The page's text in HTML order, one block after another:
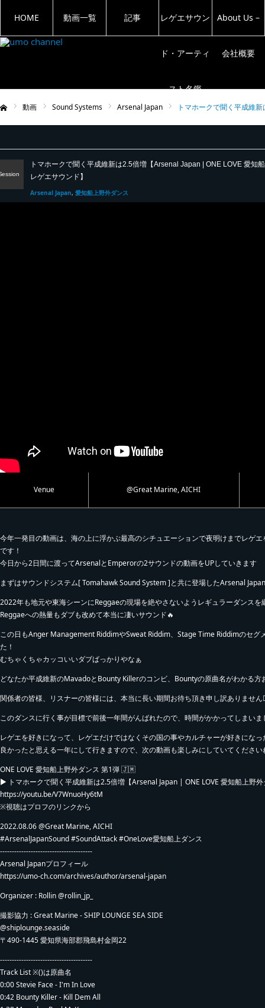
HOME 動画一覧 記事 レゲエサウン
ド・アーティ
スト名鑑
About Us –
会社概要
動画 Sound Systems Arsenal Japan トマホークで聞く平成維
トマホークで聞く平成維新は2.5倍増【Arsenal Japan | ONE LOVE 愛知
レゲエサウンド】
Arsenal Japan 愛知船上野外ダンス
Venue @Great Marine, AICHI
今年一発目の動画は、海の上に浮かぶ最高のシチュエーションで夜明けまでレゲ
です！
今日から2日間に渡ってArsenalとEmperorの2サウンドの動画をUPしていきます
まずはサウンドシステム[ Tomahawk Sound System ]と共に登場したArsenal
2022年も地元や東海シーンにReggaeの現場を絶やさないようレギュラーダンス
Reggaeへの熱量もダブも改めて本当に凄いサウンド🔥
この日もAnger Management RiddimやSweat Riddim、Stage Time Riddimのセグ
た！
むちゃくちゃカッコいいダブばっかりやなぁ
どなたか平成維新のMavadoとBounty Killerのコンビ、Bountyの原曲名がわかる方
関係者の皆様、リスナーの皆様には、本当に長い期間お待ち頂き申し訳ありません
このダンスに行く事が目標で前後一年間がんばれたので、時間がかかってしまい
レゲエを好きになって、レゲエだけではなくその国の事やカルチャーが好きにな
良かったと思える一年にして行きますので、次の動画も楽しみにしていてください
ONE LOVE 愛知船上野外ダンス 第1弾 🇯🇲
▶︎ トマホークで聞く平成維新は2.5倍増【Arsenal Japan | ONE LOVE 愛知船上野
https://youtu.be/V7WnuoHy6tM
※視聴はプロフのリンクから
2022.08.06 @Great Marine, AICHI
#ArsenalJapanSound #SoundAttack #OneLove愛知船上ダンス
---------------------------------------
Arsenal Japanプロフィール
https://umo-ch.com/archives/author/arsenal-japan
Organizer : Rollin @rollin_jp_
撮影協力 : Great Marine - SHIP LOUNGE SEA SIDE
@shiplounge.seaside
〒490-1445 愛知県海部郡飛島村金岡22
---------------------------------------
Track List ※()は原曲名
0:00 Stevie Face - I'm In Love
0:42 Bounty Killer - Kill Dem All